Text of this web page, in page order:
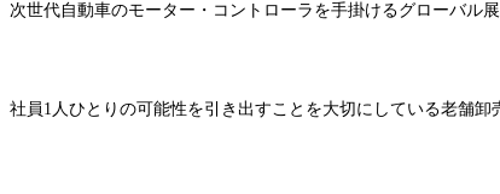
次世代自動車のモーター・コントローラを手掛けるグローバル
社員 1 人ひとりの可能性を引き出すことを大切にしている老舗